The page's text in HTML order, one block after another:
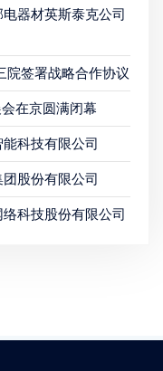
电器材英斯泰克公司
院签署战略合作协议
在京圆满闭幕
能科技有限公司
团股份有限公司
络科技股份有限公司